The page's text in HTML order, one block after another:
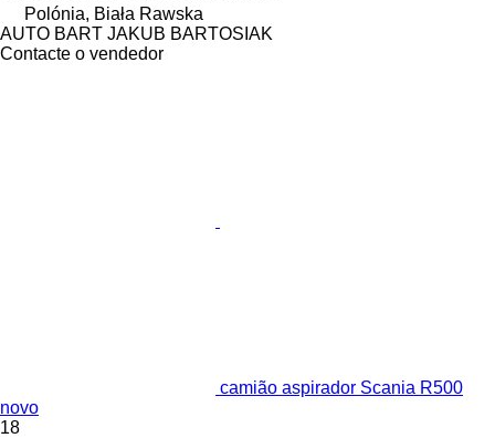
Polónia, Biała Rawska
AUTO BART JAKUB BARTOSIAK
Contacte o vendedor
camião aspirador Scania R500
novo
18